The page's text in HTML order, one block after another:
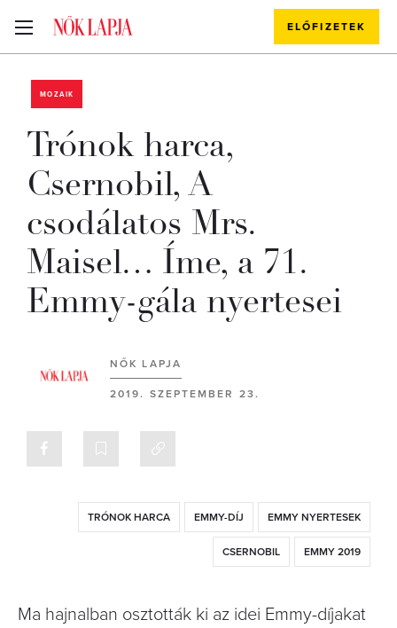
ELŐFIZETEK
MOZAIK
Trónok harca,
Csernobil, A
csodálatos Mrs.
Maisel… Íme, a 71.
Emmy-gála nyertesei
NŐK LAPJA
2019. SZEPTEMBER 23.
TRÓNOK HARCA EMMY-DÍJ EMMY NYERTESEK
CSERNOBIL EMMY 2019
Ma hajnalban osztották ki az idei Emmy-díjakat